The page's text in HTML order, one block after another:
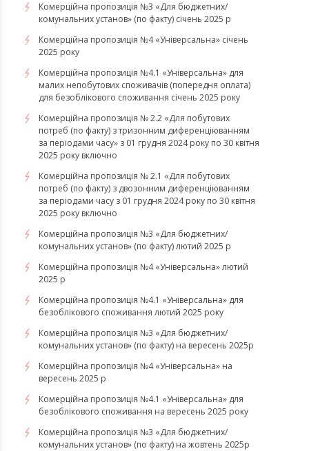
Комерційна пропозиція №3 «Для бюджетних/
комунальних установ» (по факту) січень 2025 р
Комерційна пропозиція №4 «Універсальна» січень
2025 року
Комерційна пропозиція №4.1 «Універсальна» для
малих непобутових споживачів (попередня оплата)
для безоблікового споживання січень 2025 року
Комерційна пропозиція № 2.2 «Для побутових
потреб (по факту) з тризонним диференціюванням
за періодами часу» з 01 грудня 2024 року по 30 квітня
2025 року включно
Комерційна пропозиція № 2.1 «Для побутових
потреб (по факту) з двозонним диференціюванням
за періодами часу з 01 грудня 2024 року по 30 квітня
2025 року включно
Комерційна пропозиція №3 «Для бюджетних/
комунальних установ» (по факту) лютий 2025 р
Комерційна пропозиція №4 «Універсальна» лютий
2025 р
Комерційна пропозиція №4.1 «Універсальна» для
безоблікового споживання лютий 2025 року
Комерційна пропозиція №3 «Для бюджетних/
комунальних установ» (по факту) на вересень 2025р
Комерційна пропозиція №4 «Універсальна» на
вересень 2025 р
Комерційна пропозиція №4.1 «Універсальна» для
безоблікового споживання на вересень 2025 року
Комерційна пропозиція №3 «Для бюджетних/
комунальних установ» (по факту) на жовтень 2025р